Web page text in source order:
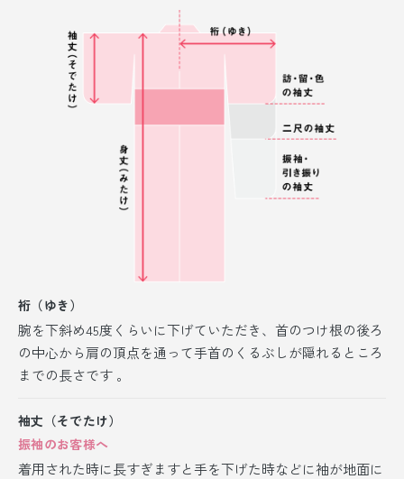
裄（ゆき）
腕を下斜め45度くらいに下げていただき、首のつけ根の後ろ
の中心から肩の頂点を通って手首のくるぶしが隠れるところ
までの長さです 。
袖丈（そでたけ）
振袖のお客様へ
着用された時に長すぎますと手を下げた時などに袖が地面に